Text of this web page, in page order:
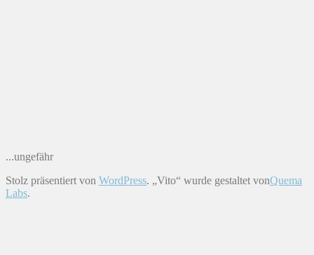
...ungefähr
Stolz präsentiert von WordPress. „Vito“ wurde gestaltet vonQuema
Labs.